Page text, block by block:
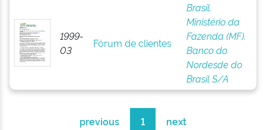
1999-
03
Fórum de clientes
Brasil.
Ministério da
Fazenda (MF).
Banco do
Nordesde do
Brasil S/A
previous 1 next